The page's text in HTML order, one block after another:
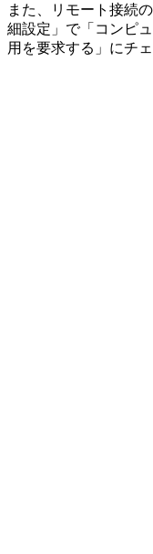
また、リモート接続
細設定」で「コンピ
用を要求する」にチ